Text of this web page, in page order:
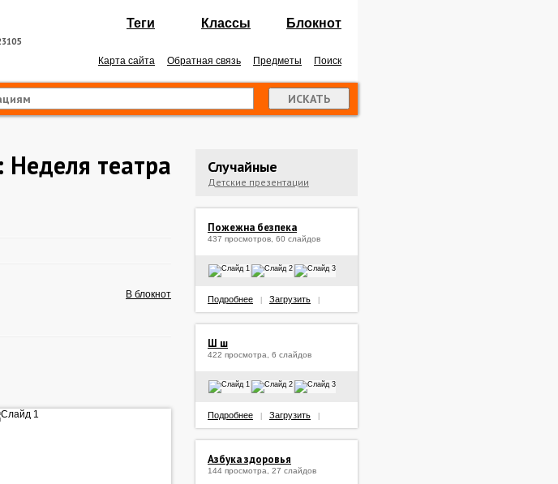
Теги Классы Блокнот
Карта сайта Обратная связь Предметы Поиск
Неделя театра
В блокнот
Случайные
Детские презентации
Пожежна безпека
437 просмотров, 60 слайдов
Подробнее Загрузить
Ш ш
422 просмотра, 6 слайдов
Подробнее Загрузить
Азбука здоровья
144 просмотра, 27 слайдов